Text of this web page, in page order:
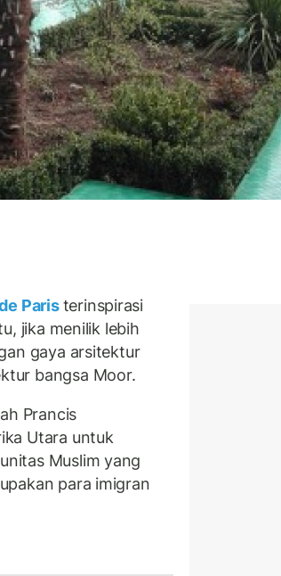
Paristerinspirasi
jika menilik lebih
gaya arsitektur
bangsa Moor.
Prancis
Utara untuk
Muslim yang
para imigran